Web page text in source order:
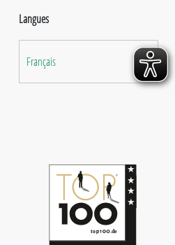
Langues
Français